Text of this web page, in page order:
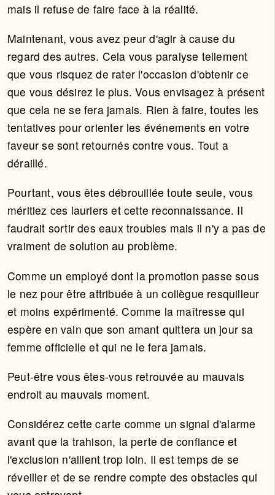
mais il refuse de faire face à la réalité.
Maintenant, vous avez peur d'agir à cause du
regard des autres. Cela vous paralyse tellement
que vous risquez de rater l'occasion d'obtenir ce
que vous désirez le plus. Vous envisagez à présent
que cela ne se fera jamais. Rien à faire, toutes les
tentatives pour orienter les événements en votre
faveur se sont retournés contre vous. Tout a
déraillé.
Pourtant, vous êtes débrouillée toute seule, vous
méritiez ces lauriers et cette reconnaissance. Il
faudrait sortir des eaux troubles mais il n'y a pas de
vraiment de solution au problème.
Comme un employé dont la promotion passe sous
le nez pour être attribuée à un collègue resquilleur
et moins expérimenté. Comme la maîtresse qui
espère en vain que son amant quittera un jour sa
femme officielle et qui ne le fera jamais.
Peut-être vous êtes-vous retrouvée au mauvais
endroit au mauvais moment.
Considérez cette carte comme un signal d'alarme
avant que la trahison, la perte de confiance et
l'exclusion n'aillent trop loin. Il est temps de se
réveiller et de se rendre compte des obstacles qui